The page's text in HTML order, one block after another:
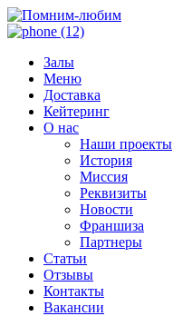
Залы
Меню
Доставка
Кейтеринг
О нас
Наши проекты
История
Миссия
Реквизиты
Новости
Франшиза
Партнеры
Статьи
Отзывы
Контакты
Вакансии